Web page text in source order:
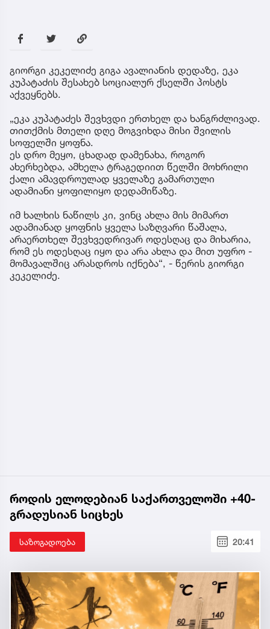
გიორგი კეკელიძე გიგა ავალიანის დედაზე, ეკა
კუპატაძის შესახებ სოციალურ ქსელში პოსტს
აქვეყნებს.
„ეკა კუპატაძეს შევხვდი ერთხელ და ხანგრძლივად.
თითქმის მთელი დღე მოგვიხდა მისი შვილის
სოფელში ყოფნა.
ეს დრო მეყო, ცხადად დამენახა, როგორ
ახერხებდა, ამხელა ტრაგედიით წელში მოხრილი
ქალი ამავდროულად ყველაზე გამართული
ადამიანი ყოფილიყო დედამიწაზე.
იმ ხალხის ნაწილს კი, ვინც ახლა მის მიმართ
ადამიანად ყოფნის ყველა საზღვარი წაშალა,
არაერთხელ შევხვედრივარ ოდესღაც და მიხარია,
რომ ეს ოდესღაც იყო და არა ახლა და მით უფრო -
მომავალშიც არასდროს იქნება“, - წერის გიორგი
კეკელიძე.
როდის ელოდებიან საქართველოში +40-
გრადუსიან სიცხეს
საზოგადოება 20:41